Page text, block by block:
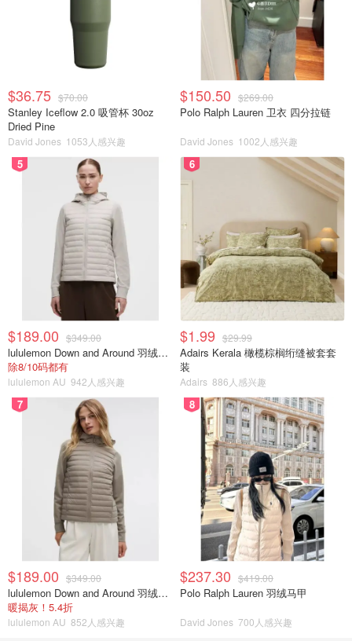
$36.75 $70.00
Stanley Iceflow 2.0 吸管杯 30oz
Dried Pine
David Jones 1053人感兴趣
$150.50 $269.00
Polo Ralph Lauren 卫衣 四分拉链
David Jones 1002人感兴趣
5
$189.00 $349.00
lululemon Down and Around 羽绒夹克
除8/10码都有
lululemon AU 942人感兴趣
6
$1.99 $29.99
Adairs Kerala 橄榄棕榈绗缝被套套
装
Adairs 886人感兴趣
7
$189.00 $349.00
lululemon Down and Around 羽绒夹克
暖揭灰！5.4折
lululemon AU 852人感兴趣
8
$237.30 $419.00
Polo Ralph Lauren 羽绒马甲
David Jones 700人感兴趣